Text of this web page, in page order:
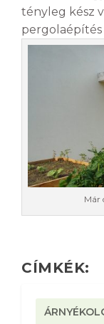
tényleg kész
pergolaépítés
Már
CÍMKÉK: